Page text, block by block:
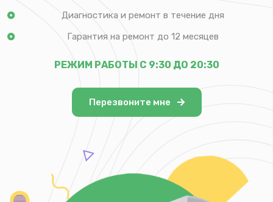
Диагностика и ремонт в течение дня
Гарантия на ремонт до 12 месяцев
РЕЖИМ РАБОТЫ С 9:30 ДО 20:30
Перезвоните мне